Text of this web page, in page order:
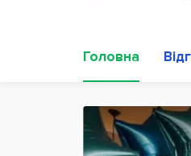
Головна